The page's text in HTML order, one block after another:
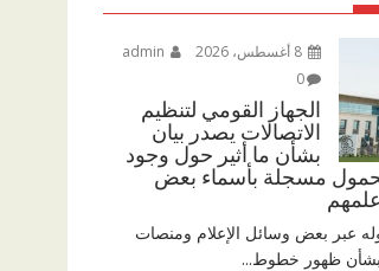
0
الجهاز القومي لتنظيم
الاتصالات يصدر بيان
بشأن ما أثير حول وجود
مسجلة بأسماء بعض
عبر بعض وسائل الإعلام ومنصات
بشأن ظهور خطوط...